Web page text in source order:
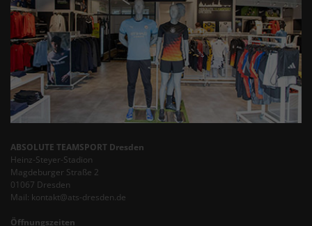
ABSOLUTE TEAMSPORT Dresden
Heinz-Steyer-Stadion
Magdeburger Straße 2
01067 Dresden
Mail: kontakt@ats-dresden.de
Öffnungszeiten